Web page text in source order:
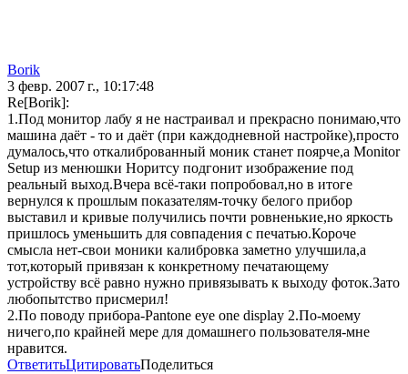
Borik
3 февр. 2007 г., 10:17:48
Re[Borik]:
1.Под монитор лабу я не настраивал и прекрасно понимаю,что
машина даёт - то и даёт (при каждодневной настройке),просто
думалось,что откалиброванный моник станет поярче,а Monitor
Setup из менюшки Норитсу подгонит изображение под
реальный выход.Вчера всё-таки попробовал,но в итоге
вернулся к прошлым показателям-точку белого прибор
выставил и кривые получились почти ровненькие,но яркость
пришлось уменьшить для совпадения с печатью.Короче
смысла нет-свои моники калибровка заметно улучшила,а
тот,который привязан к конкретному печатающему
устройству всё равно нужно привязывать к выходу фоток.Зато
любопытство присмерил!
2.По поводу прибора-Pantone eye one display 2.По-моему
ничего,по крайней мере для домашнего пользователя-мне
нравится.
ОтветитьЦитироватьПоделиться